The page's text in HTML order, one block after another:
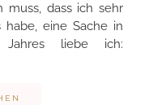
muss, dass ich sehr
habe, eine Sache in
liebe ich: